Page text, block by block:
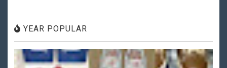
YEAR POPULAR